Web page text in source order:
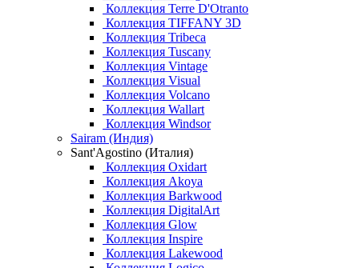
Коллекция Terre D'Otranto
Коллекция TIFFANY 3D
Коллекция Tribeca
Коллекция Tuscany
Коллекция Vintage
Коллекция Visual
Коллекция Volcano
Коллекция Wallart
Коллекция Windsor
Sairam (Индия)
Sant'Agostino (Италия)
Коллекция Oxidart
Коллекция Akoya
Коллекция Barkwood
Коллекция DigitalArt
Коллекция Glow
Коллекция Inspire
Коллекция Lakewood